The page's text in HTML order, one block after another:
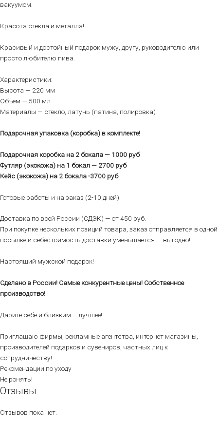
вакуумом.
Красота стекла и металла!
Красивый и достойный подарок мужу, другу, руководителю или
просто любителю пива.
Характеристики:
Высота — 220 мм
Объем — 500 мл
Материалы — стекло, латунь (патина, полировка)
Подарочная упаковка (коробка) в комплекте!
Подарочная коробка на 2 бокала — 1000 руб
Футляр (экокожа) на 1 бокал — 2700 руб
Кейс (экокожа) на 2 бокала -3700 руб
Готовые работы и на заказ (2-10 дней)
Доставка по всей России (СДЭК) — от 450 руб.
При покупке нескольких позиций товара, заказ отправляется в одной
посылке и себестоимость доставки уменьшается — выгодно!
Настоящий мужской подарок!
Сделано в России! Самые конкурентные цены! Собственное
производство!
Дарите себе и близким – лучшее!
Приглашаю фирмы, рекламные агентства, интернет магазины,
производителей подарков и сувениров, частных лиц к
сотрудничеству!
Рекомендации по уходу
Не ронять!
Отзывы
Отзывов пока нет.